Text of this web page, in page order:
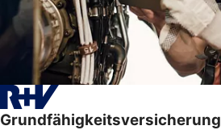
Grundfähigkeitsversicherung